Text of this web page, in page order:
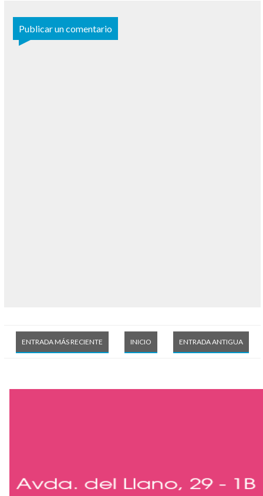
Publicar un comentario
ENTRADA MÁS RECIENTE ENTRADA ANTIGUA
INICIO